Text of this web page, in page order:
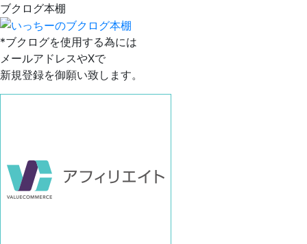
ブクログ本棚
*ブクログを使用する為には
メールアドレスやXで
新規登録を御願い致します。